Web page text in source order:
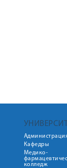
Кафедры
Медико-
колледж